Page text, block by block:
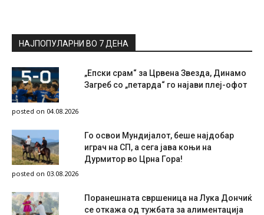
НАЈПОПУЛАРНИ ВО 7 ДЕНА
„Епски срам“ за Црвена Звезда, Динамо
Загреб со „петарда“ го најави плеј-офот
posted on 04.08.2026
Го освои Мундијалот, беше најдобар
играч на СП, а сега јава коњи на
Дурмитор во Црна Гора!
posted on 03.08.2026
Поранешната свршеница на Лука Дончиќ
се откажа од тужбата за алиментација